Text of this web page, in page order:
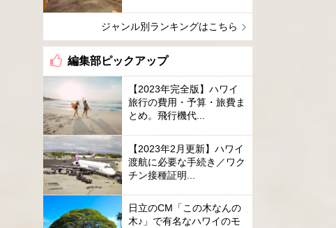
ジャンル別ランキングはこちら
編集部ピックアップ
【2023年完全版】ハワイ
旅行の費用・予算・旅費ま
とめ。飛行機代...
【2023年2月更新】ハワイ
渡航に必要な手続き／ワク
チン接種証明...
日立のCM「この木なんの
木♪」で有名なハワイのモ